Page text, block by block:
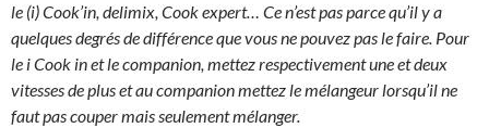
le (i) Cook’in, delimix, Cook expert… Ce n’est pas parce qu’il y a
quelques degrés de différence que vous ne pouvez pas le faire. Pour
le i Cook in et le companion, mettez respectivement une et deux
vitesses de plus et au companion mettez le mélangeur lorsqu’il ne
faut pas couper mais seulement mélanger.